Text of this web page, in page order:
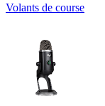
Volants de course